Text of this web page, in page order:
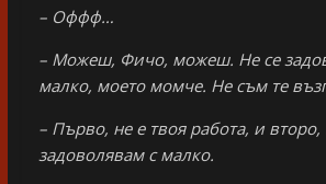
– Оффф…
– Можеш, Фичо, можеш. Не се
малко, моето момче. Не съм те
– Първо, не е твоя работа, и второ,
задоволявам с малко.